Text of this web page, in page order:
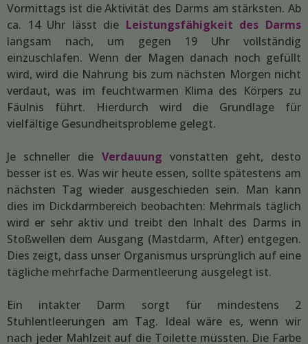
Vormittags ist die Aktivität des Darms am stärksten. Ab
ca. 14 Uhr lässt die Leistungsfähigkeit des Darms
langsam nach, um gegen 19 Uhr vollständig
einzuschlafen. Wenn der Magen danach noch gefüllt
wird, wird die Nahrung bis zum nächsten Morgen nicht
verdaut, was im feuchtwarmen Klima des Körpers zu
Fäulnis führt. Hierdurch wird die Grundlage für
vielfältige Gesundheitsprobleme gelegt.
Je schneller die Verdauung vonstatten geht, desto
besser ist es. Was wir heute essen, sollte spätestens am
nächsten Tag wieder ausgeschieden sein. Man kann
dies im Dickdarmbereich beobachten: Mehrmals täglich
wird er sehr aktiv und treibt den Inhalt des Darms in
Stoßwellen dem Ausgang (Mastdarm, After) entgegen.
Dies zeigt, dass unser Organismus ursprünglich auf eine
tägliche mehrfache Darmentleerung ausgelegt ist.
Ein intakter Darm sorgt für mindestens 2
Stuhlentleerungen am Tag. Ideal wäre es, wenn wir
nach jeder Mahlzeit auf die Toilette müssten. Die Farbe